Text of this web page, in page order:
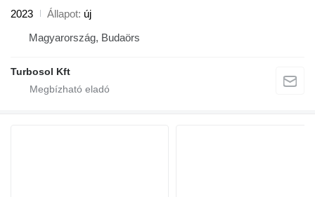
2023
Állapot új
Magyarország, Budaörs
Turbosol Kft